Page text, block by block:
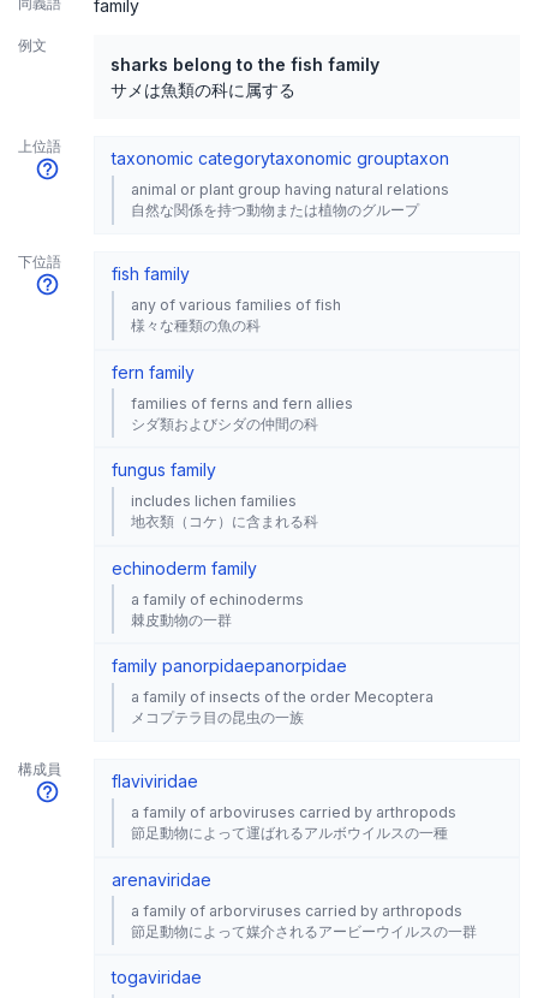
family
例文
sharks belong to the fish family
サメは魚類の科に属する
上位語
taxonomic categorytaxonomic grouptaxon
animal or plant group having natural relations
自然な関係を持つ動物または植物のグループ
下位語
fish family
any of various families of fish
様々な種類の魚の科
fern family
families of ferns and fern allies
シダ類およびシダの仲間の科
fungus family
includes lichen families
地衣類（コケ）に含まれる科
echinoderm family
a family of echinoderms
棘皮動物の一群
family panorpidaepanorpidae
a family of insects of the order Mecoptera
メコプテラ目の昆虫の一族
構成員
flaviviridae
a family of arboviruses carried by arthropods
節足動物によって運ばれるアルボウイルスの一種
arenaviridae
a family of arborviruses carried by arthropods
節足動物によって媒介されるアービーウイルスの一群
togaviridae